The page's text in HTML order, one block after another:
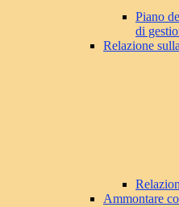
Piano
di
Relazione
Ammontare